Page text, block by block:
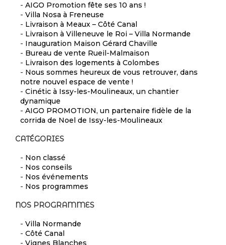
- AIGO Promotion fête ses 10 ans !
- Villa Nosa à Freneuse
- Livraison à Meaux – Côté Canal
- Livraison à Villeneuve le Roi – Villa Normande
- Inauguration Maison Gérard Chaville
- Bureau de vente Rueil-Malmaison
- Livraison des logements à Colombes
- Nous sommes heureux de vous retrouver, dans
notre nouvel espace de vente !
- Cinétic à Issy-les-Moulineaux, un chantier
dynamique
- AIGO PROMOTION, un partenaire fidèle de la
corrida de Noel de Issy-les-Moulineaux
CATÉGORIES
- Non classé
- Nos conseils
- Nos événements
- Nos programmes
NOS PROGRAMMES
- Villa Normande
- Côté Canal
- Vignes Blanches